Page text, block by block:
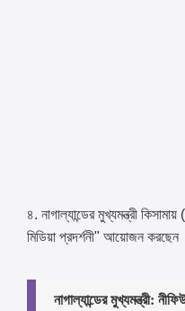
৪. নাগাল্যান্ডের মুখ্যমন্ত্রী
মিডিয়া প্রদর্শনী" আয়োজন করছেন
নাগাল্যান্ডের মুখ্যমন্ত্রী: